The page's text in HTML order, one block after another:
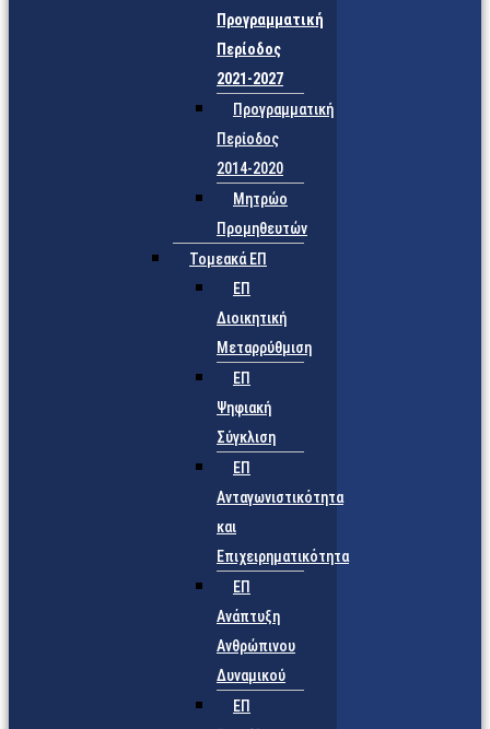
Προγραμματική
Περίοδος
2021-2027
Προγραμματική
Περίοδος
2014-2020
Μητρώο
Προμηθευτών
Τομεακά ΕΠ
ΕΠ
Διοικητική
Μεταρρύθμιση
ΕΠ
Ψηφιακή
Σύγκλιση
ΕΠ
Ανταγωνιστικότητα
και
Επιχειρηματικότητα
ΕΠ
Ανάπτυξη
Ανθρώπινου
Δυναμικού
ΕΠ